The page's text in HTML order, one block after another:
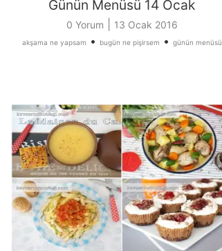
Günün Menüsü 14 Ocak
0 Yorum 13 Ocak 2016
akşama ne yapsam • bugün ne pişirsem • günün menüsü